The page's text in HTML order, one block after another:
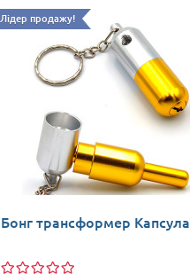
Лідер продажу!
Бонг трансформер Капсула